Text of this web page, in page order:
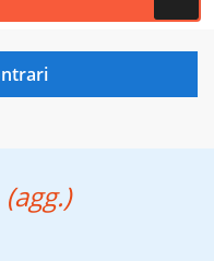
(agg.)